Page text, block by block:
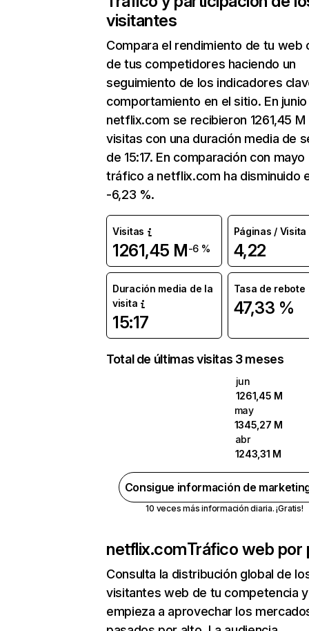
visitantes
Compara el rendimiento de tu web
de tus competidores haciendo un
seguimiento de los indicadores
comportamiento en el sitio. En junio
netflix.com se recibieron 1261,45 M
visitas con una duración media de
de 15:17. En comparación con mayo
tráfico a netflix.com ha disminuido
-6,23 %.
Visitas
1261,45 M-6 %
Páginas / Visita
4,22
Duración media de la
visita
15:17
Tasa de rebote
47,33 %
Total de últimas visitas 3 meses
jun
1261,45 M
may
1345,27 M
abr
1243,31 M
Consigue información de
10 veces más información diaria. ¡Gratis!
netflix.comTráfico web por
Consulta la distribución global de
visitantes web de tu competencia y
empieza a aprovechar los